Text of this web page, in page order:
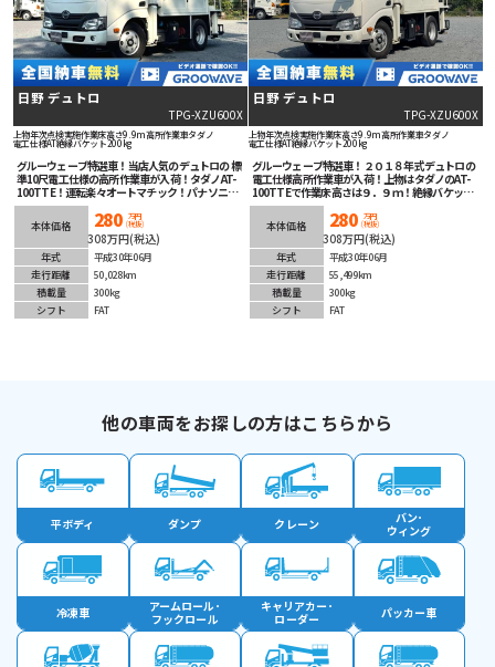
日野 デュトロ
TPG-XZU600X
上物年次点検実施作業床高さ9.9m高所作業車タダノ
電工仕様AT絶縁バケット200kg
グルーウェーブ特選車！当店人気のデュトロの 標
準10尺電工仕様の高所作業車が入荷！タダノAT-
100TTE！運転楽々オートマチック！パナソニッ
クナビ！車線逸脱警報等安全装備も充実！
本体価格 280 万円
(税抜)
308万円(税込)
年式
平成30年06月
走行距離
50,028km
積載量
300kg
シフト
FAT
日野 デュトロ
TPG-XZU600X
上物年次点検実施作業床高さ9.9m高所作業車タダノ
電工仕様AT絶縁バケット200kg
グルーウェーブ特選車！２０１８年式デュトロの
電工仕様高所作業車が入荷！上物はタダノのAT-
100TTEで作業床高さは９．９ｍ！絶縁バケット
で積載荷重は２００ｋｇ！オートマチックで運転
楽々！ナビ・バックカメラ装着済み！安全装備充
実！走行距離も短くこれからの１台！
本体価格 280 万円
(税抜)
308万円(税込)
年式
平成30年06月
走行距離
55,499km
積載量
300kg
シフト
FAT
他の車両をお探しの方はこちらから
平ボディ ダンプ クレーン
バン･
ウィング
冷凍車
アームロール･
フックロール
キャリアカー･
ローダー
パッカー車